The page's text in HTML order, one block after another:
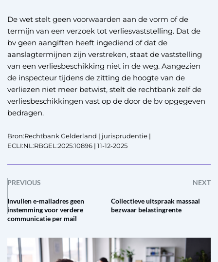
De wet stelt geen voorwaarden aan de vorm of de
termijn van een verzoek tot verliesvaststelling. Dat de
bv geen aangiften heeft ingediend of dat de
aanslagtermijnen zijn verstreken, staat de vaststelling
van een verliesbeschikking niet in de weg. Aangezien
de inspecteur tijdens de zitting de hoogte van de
verliezen niet meer betwist, stelt de rechtbank zelf de
verliesbeschikkingen vast op de door de bv opgegeven
bedragen.
Bron:Rechtbank Gelderland | jurisprudentie |
ECLI:NL:RBGEL:2025:10896 | 11-12-2025
PREVIOUS NEXT
Invullen e-mailadres geen
instemming voor verdere
communicatie per mail
Collectieve uitspraak massaal
bezwaar belastingrente